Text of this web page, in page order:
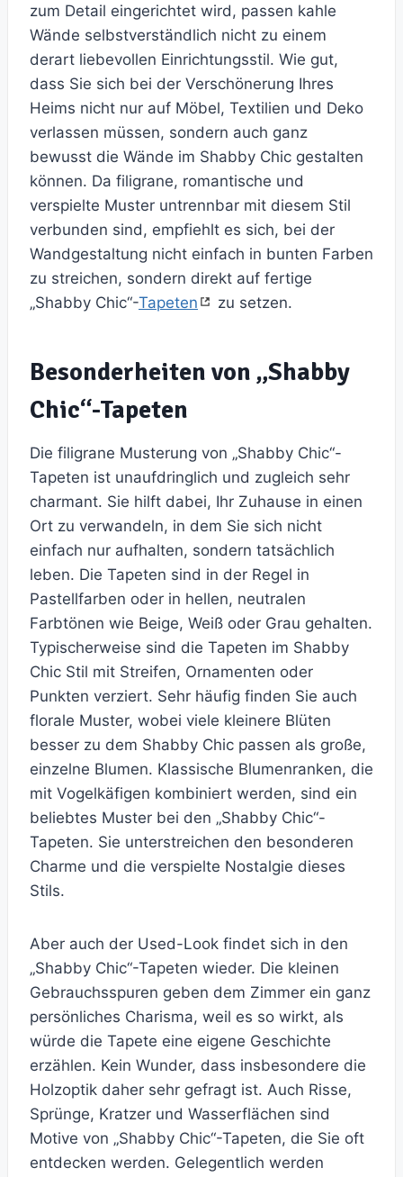
zum Detail eingerichtet wird, passen kahle
Wände selbstverständlich nicht zu einem
derart liebevollen Einrichtungsstil. Wie gut,
dass Sie sich bei der Verschönerung Ihres
Heims nicht nur auf Möbel, Textilien und Deko
verlassen müssen, sondern auch ganz
bewusst die Wände im Shabby Chic gestalten
können. Da filigrane, romantische und
verspielte Muster untrennbar mit diesem Stil
verbunden sind, empfiehlt es sich, bei der
Wandgestaltung nicht einfach in bunten Farben
zu streichen, sondern direkt auf fertige
„Shabby Chic“-Tapeten zu setzen.
Besonderheiten von „Shabby
Chic“-Tapeten
Die filigrane Musterung von „Shabby Chic“-
Tapeten ist unaufdringlich und zugleich sehr
charmant. Sie hilft dabei, Ihr Zuhause in einen
Ort zu verwandeln, in dem Sie sich nicht
einfach nur aufhalten, sondern tatsächlich
leben. Die Tapeten sind in der Regel in
Pastellfarben oder in hellen, neutralen
Farbtönen wie Beige, Weiß oder Grau gehalten.
Typischerweise sind die Tapeten im Shabby
Chic Stil mit Streifen, Ornamenten oder
Punkten verziert. Sehr häufig finden Sie auch
florale Muster, wobei viele kleinere Blüten
besser zu dem Shabby Chic passen als große,
einzelne Blumen. Klassische Blumenranken, die
mit Vogelkäfigen kombiniert werden, sind ein
beliebtes Muster bei den „Shabby Chic“-
Tapeten. Sie unterstreichen den besonderen
Charme und die verspielte Nostalgie dieses
Stils.
Aber auch der Used-Look findet sich in den
„Shabby Chic“-Tapeten wieder. Die kleinen
Gebrauchsspuren geben dem Zimmer ein ganz
persönliches Charisma, weil es so wirkt, als
würde die Tapete eine eigene Geschichte
erzählen. Kein Wunder, dass insbesondere die
Holzoptik daher sehr gefragt ist. Auch Risse,
Sprünge, Kratzer und Wasserflächen sind
Motive von „Shabby Chic“-Tapeten, die Sie oft
entdecken werden. Gelegentlich werden